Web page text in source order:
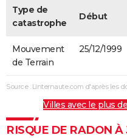
Type de
catastrophe
Début
Mouvement
de Terrain
25/12/1999
Source : Linternaute.com d'après les
Villes avec le plus
RISQUE DE RADON